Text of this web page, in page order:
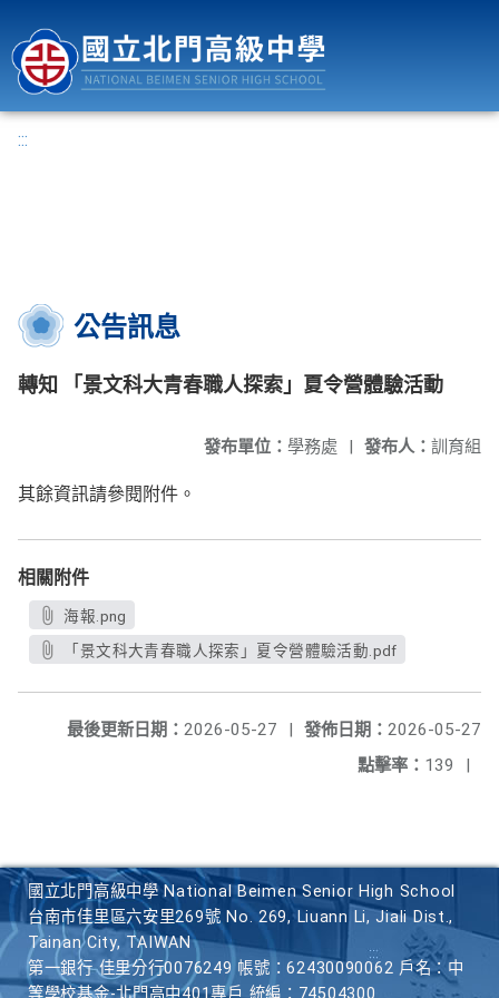
:::
公告訊息
轉知 「景文科大青春職人探索」夏令營體驗活動
發布人： 訓育組
發布單位： 學務處 |
其餘資訊請參閱附件。
相關附件
海報.png
「景文科大青春職人探索」夏令營體驗活動.pdf
發佈日期： 2026-05-27
最後更新日期： 2026-05-27
|
點擊率： 139 |
國立北門高級中學 National Beimen Senior High School
台南市佳里區六安里269號 No. 269, Liuann Li, Jiali Dist.,
Tainan City, TAIWAN
第一銀行 佳里分行0076249 帳號：62430090062 戶名：中
等學校基金-北門高中401專戶 統編：74504300